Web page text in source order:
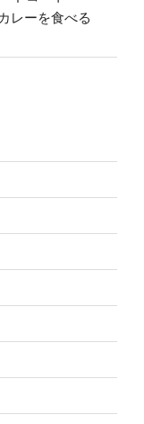
レーを食べる